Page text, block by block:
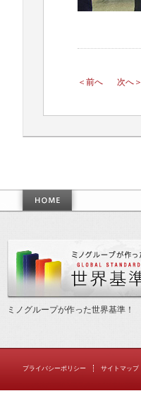
＜前へ 次へ＞
ミノグループが作った世界基準！
プライバシーポリシー サイトマップ